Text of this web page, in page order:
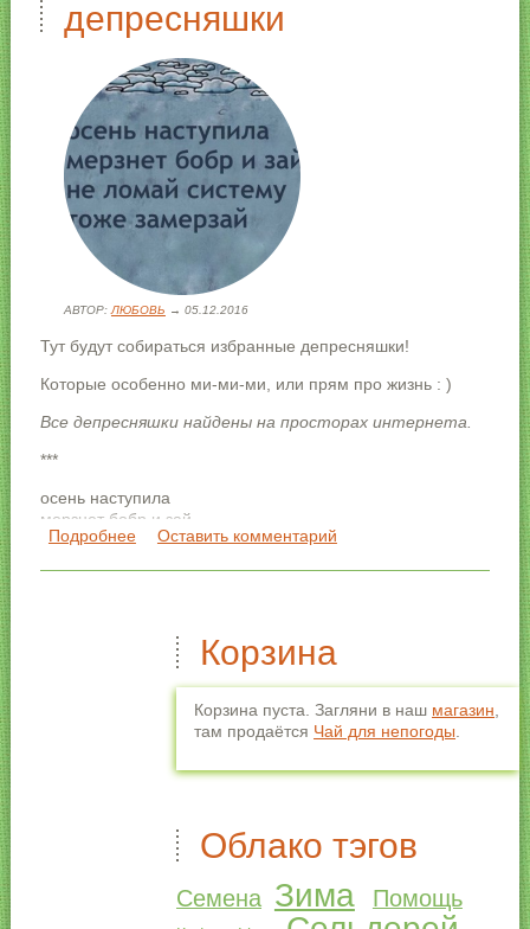
депресняшки
АВТОР: ЛЮБОВЬ → 05.12.2016
Тут будут собираться избранные депресняшки!
Которые особенно ми-ми-ми, или прям про жизнь : )
Все депресняшки найдены на просторах интернета.
***
осень наступила
мерзнет бобр и зай
не ломай систему
пивная банка вещь простая
но много сходства с жизнью есть
Подробнеео Мои любимые депресняшки
Оставить комментарий
Корзина
Корзина пуста. Загляни в наш магазин
там продаётся Чай для непогоды
Облако тэгов
Семена Зима Помощь